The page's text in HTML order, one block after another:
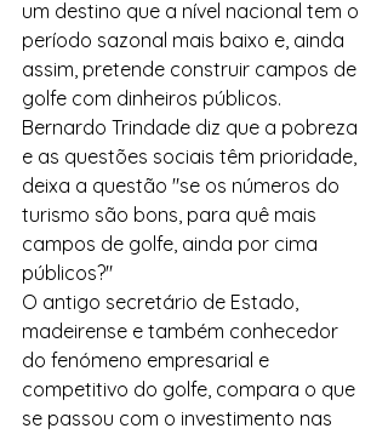
um destino que a nível nacional tem o
período sazonal mais baixo e, ainda
assim, pretende construir campos de
golfe com dinheiros públicos.
Bernardo Trindade diz que a pobreza
e as questões sociais têm prioridade,
deixa a questão "se os números do
turismo são bons, para quê mais
campos de golfe, ainda por cima
públicos?"
O antigo secretário de Estado,
madeirense e também conhecedor
do fenómeno empresarial e
competitivo do golfe, compara o que
se passou com o investimento nas